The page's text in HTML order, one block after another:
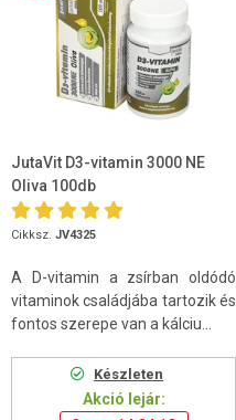
JutaVit D3-vitamin 3000 NE
Oliva 100db
Cikksz. JV4325
A D-vitamin a zsírban oldódó
vitaminok családjába tartozik és
fontos szerepe van a kálciu...
Készleten
Akció lejár: